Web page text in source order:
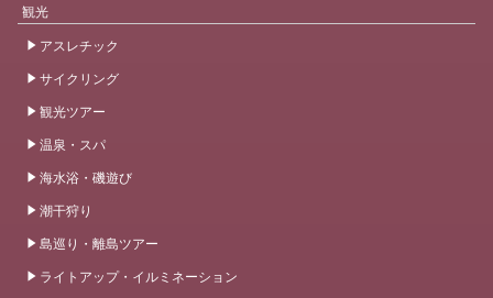
観光
アスレチック
サイクリング
観光ツアー
温泉・スパ
海水浴・磯遊び
潮干狩り
島巡り・離島ツアー
ライトアップ・イルミネーション